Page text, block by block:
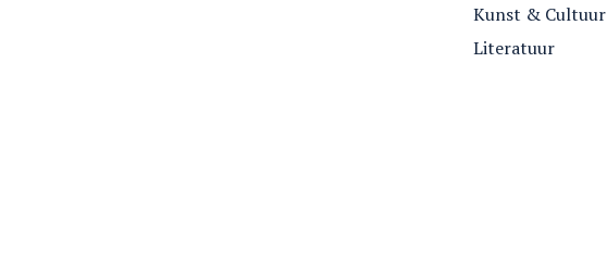
Kunst & Cultuur
Literatuur